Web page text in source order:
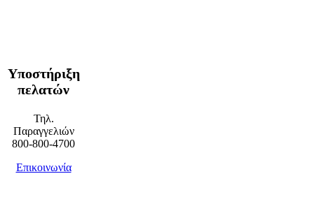
Υποστήριξη
πελατών
Τηλ.
Παραγγελιών
800-800-4700
Επικοινωνία